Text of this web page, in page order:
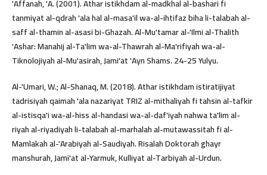
'Affanah, 'A. (2001). Athar istikhdam al-madkhal al-bashari fi
tanmiyat al-qdrah 'ala hal al-masa'il wa-al-ihtifaz biha li-talabah al-
saff al-thamin al-asasi bi-Ghazah. Al-Mu'tamar al-'Ilmi al-Thalith
'Ashar: Manahij al-Ta'lim wa-al-Thawrah al-Ma'rifiyah wa-al-
Tiknolojiyah al-Mu'asirah, Jami'at 'Ayn Shams. 24-25 Yulyu.
Al-'Umari, W.; Al-Shanaq, M. (2018). Athar istikhdam istiratijiyat
tadrisiyah qaimah 'ala nazariyat TRIZ al-mithaliyah fi tahsin al-tafkir
al-istisqa'i wa-al-hiss al-handasi wa-al-daf'iyah nahwa ta'lim al-
riyah al-riyadiyah li-talabah al-marhalah al-mutawassitah fi al-
Mamlakah al-'Arabiyah al-Saudiyah. Risalah Doktorah ghayr
manshurah, Jami'at al-Yarmuk, Kulliyat al-Tarbiyah al-Urdun.